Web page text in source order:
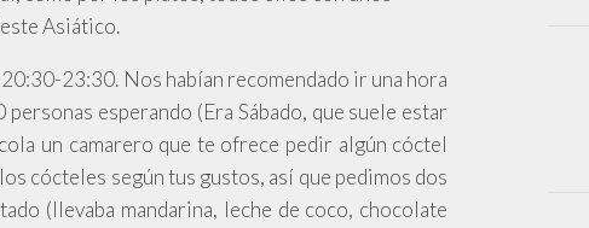
Asiático.
23:30. Nos habían recomendado ir una hora
esperando (Era Sábado, que suele estar
un camarero que te ofrece pedir algún cóctel
cócteles según tus gustos, así que pedimos dos
(llevaba mandarina, leche de coco, chocolate